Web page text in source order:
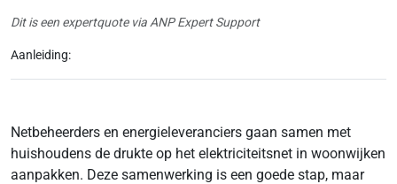
Dit is een expertquote via ANP Expert Support
Aanleiding:
Netbeheerders en energieleveranciers gaan samen met
huishoudens de drukte op het elektriciteitsnet in woonwijken
aanpakken. Deze samenwerking is een goede stap, maar